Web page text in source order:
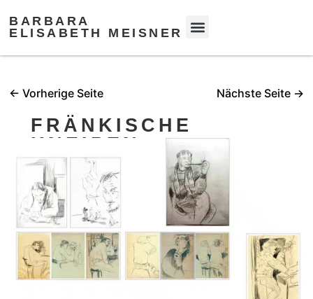
BARBARA
ELISABETH MEISNER
← Vorherige Seite Nächste Seite →
FRÄNKISCHE
KNEIPEN